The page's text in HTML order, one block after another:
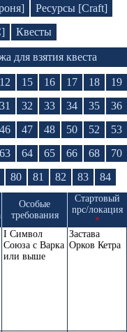
Ресурсы [Craft]
Квесты
для взятия квеста
12 15 16 17 18
19
31 32 33 34 35
36
46 47 48 50 52
53
63 64 65 66 68
70
80 81 82 83 84
Особые
требования
Стартовый
npc/локация
*
I Символ
Союза с Варка
или выше
Застава
Орков Кетра